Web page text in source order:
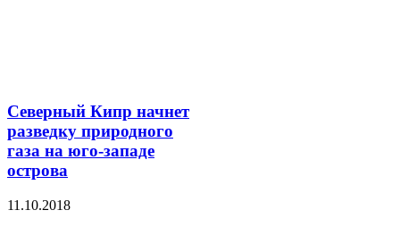
Северный Кипр начнет
разведку природного
газа на юго-западе
острова
11.10.2018